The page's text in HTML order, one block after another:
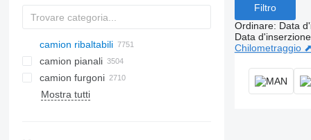
camion ribaltabili
camion pianali
camion furgoni
Mostra tutti
Filtro
Ordinare: Data
Data d'inserzione
Chilometraggio ⬈